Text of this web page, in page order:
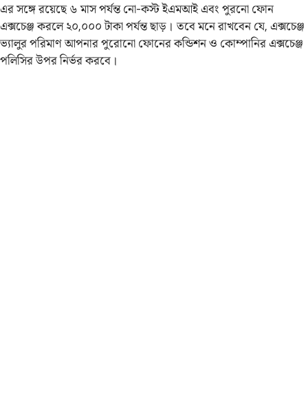
এর সঙ্গে রয়েছে ৬ মাস পর্যন্ত নো-কস্ট ইএমআই এবং পুরনো ফোন
এক্সচেঞ্জ করলে ২০,০০০ টাকা পর্যন্ত ছাড়। তবে মনে রাখবেন যে, এক্সচেঞ্জ
ভ্যালুর পরিমাণ আপনার পুরোনো ফোনের কন্ডিশন ও কোম্পানির এক্সচেঞ্জ
পলিসির উপর নির্ভর করবে।